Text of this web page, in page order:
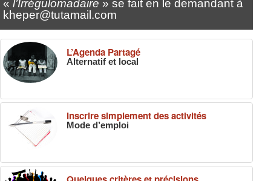
« l’Irrégulomadaire » se fait en le demandant à
kheper@tutamail.com
L’Agenda Partagé
Alternatif et local
Inscrire simplement des activités
Mode d’emploi